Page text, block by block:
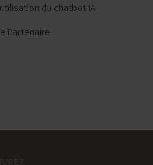
du chatbot IA
Partenaire